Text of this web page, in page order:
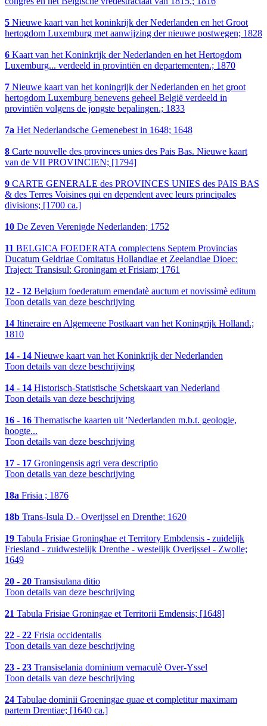
5 Nieuwe kaart van het koninkrijk der Nederlanden en het Groot
hertogdom Luxemburg met aanwijzing der nieuwe postwegen; 1828
6 Kaart van het Koninkrijk der Nederlanden en het Hertogdom
Luxemburg... verdeeld in provintiën en departementen.; 1870
7 Nieuwe kaart van het koningrijk der Nederlanden en het groot
hertogdom Luxemburg benevens geheel België verdeeld in
provintiën volgens de jongste bepalingen.; 1833
7a Het Nederlandsche Gemenebest in 1648; 1648
8 Carte nouvelle des provinces unies des Pais Bas. Nieuwe kaart
van de VII PROVINCIEN; [1794]
9 CARTE GENERALE des PROVINCES UNIES des PAIS BAS
& des Terres Voisines qui en dependent avec leurs principales
divisions; [1700 ca.]
10 De Zeven Verenigde Nederlanden; 1752
11 BELGICA FOEDERATA complectens Septem Provincias
Ducatum Geldriae Comitatus Hollandiae et Zeelandiae Dioec:
Traject: Transisul: Groningam et Frisiam; 1761
12 - 12 Belgium foederatum emendatè auctum et novissimè editum
Toon details van deze beschrijving
14 Itineraire en Algemeene Postkaart van het Koningrijk Holland.;
1810
14 - 14 Nieuwe kaart van het Koninkrijk der Nederlanden
Toon details van deze beschrijving
14 - 14 Historisch-Statistische Schetskaart van Nederland
Toon details van deze beschrijving
16 - 16 Thematische kaarten uit 'Nederlanden m.b.t. geologie,
hoogte...
Toon details van deze beschrijving
17 - 17 Groningensis agri vera descriptio
Toon details van deze beschrijving
18a Frisia ; 1876
18b Trans-Isula D.- Overijssel en Drenthe; 1620
19 Tabula Frisiae Groninghae et Territory Embdensis - zuidelijk
Friesland - zuidwestelijk Drenthe - westelijk Overijssel - Zwolle;
1649
20 - 20 Transisulana ditio
Toon details van deze beschrijving
21 Tabula Frisiae Groningae et Territorii Emdensis; [1648]
22 - 22 Frisia occidentalis
Toon details van deze beschrijving
23 - 23 Transiselania dominium vernaculè Over-Yssel
Toon details van deze beschrijving
24 Tabulae dominii Groeningae quae et completitur maximam
partem Drentiae; [1640 ca.]